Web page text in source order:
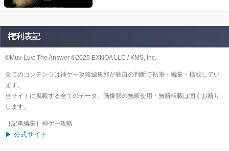
権利表記
©Muv-Luv: The Answer ©︎2025 EXNOA LLC / KMS, Inc.
全てのコンテンツは神ゲー攻略編集部が独自の判断で執筆・編集・掲載してい
ます。
当サイトに掲載する全てのデータ、画像類の無断使用・無断転載は固くお断り
します。
［記事編集］神ゲー攻略
▶ 公式サイト